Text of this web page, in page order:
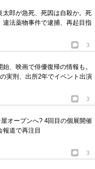
太郎が急死、死因は自殺か。死
違法薬物事件で逮捕、再起目指
3
、映画で俳優復帰の情報も。
実刑、出所2年でイベント出演
3
オープンへ? 4回目の個展開催
報道で再注目
3